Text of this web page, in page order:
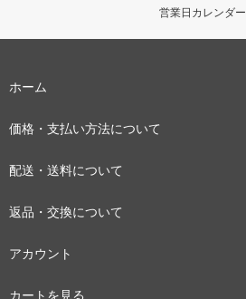
営業日カレンダー
ホーム
価格・支払い方法について
配送・送料について
返品・交換について
アカウント
カートを見る